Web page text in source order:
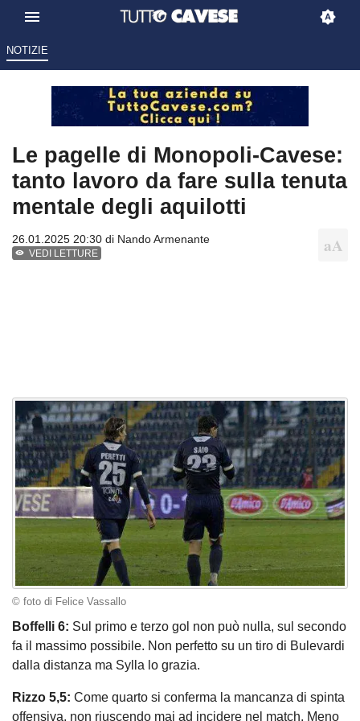
NOTIZIE
Le pagelle di Monopoli-Cavese:
tanto lavoro da fare sulla tenuta
mentale degli aquilotti
26.01.2025 20:30 di Nando Armenante
VEDI LETTURE
© foto di Felice Vassallo
Boffelli 6: Sul primo e terzo gol non può nulla, sul secondo
fa il massimo possibile. Non perfetto su un tiro di Bulevardi
dalla distanza ma Sylla lo grazia.
Rizzo 5,5: Come quarto si conferma la mancanza di spinta
offensiva, non riuscendo mai ad incidere nel match. Meno